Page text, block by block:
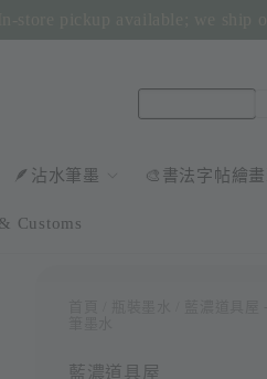
🪶沾水筆墨 🎨書法字帖繪
Customs
藍濃道具屋